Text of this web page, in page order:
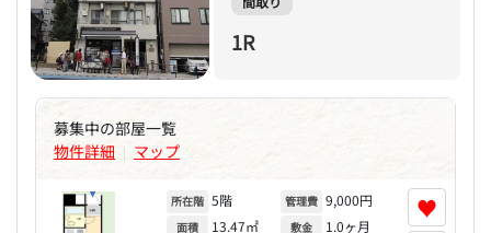
1R
募集中の部屋一覧
物件詳細 | マップ
所在階 5階
面積 13.47㎡
管理費 9,000円
敷金 1.0ヶ月
♥